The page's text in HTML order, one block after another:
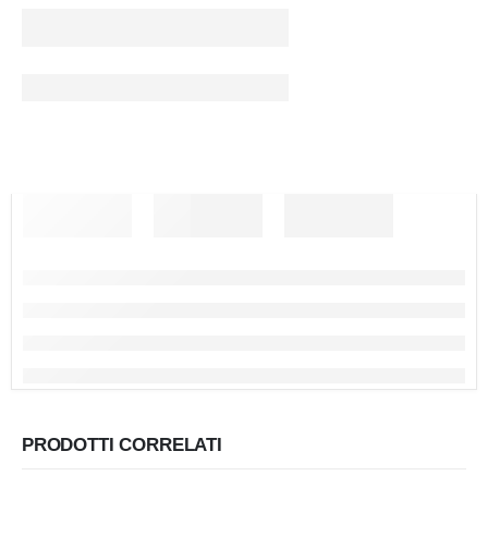
PRODOTTI CORRELATI